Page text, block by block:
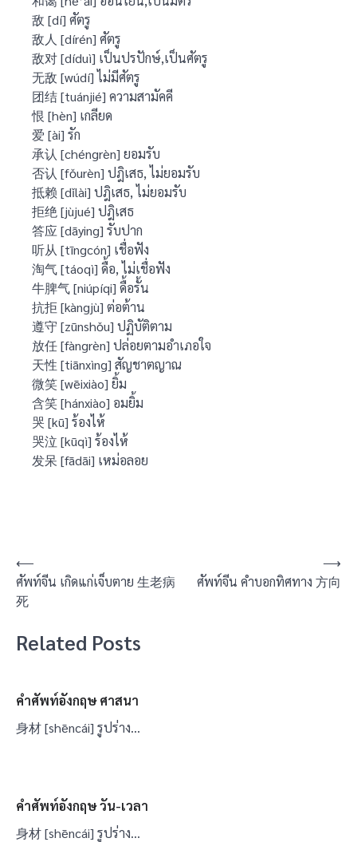
敌 [dí] ศัตรู
敌人 [dírén] ศัตรู
敌对 [díduì] เป็นปรปักษ์,เป็นศัตรู
无敌 [wúdí] ไม่มีศัตรู
团结 [tuánjié] ความสามัคคี
恨 [hèn] เกลียด
爱 [ài] รัก
承认 [chéngrèn] ยอมรับ
否认 [fǒurèn] ปฎิเสธ, ไม่ยอมรับ
抵赖 [dǐlài] ปฎิเสธ, ไม่ยอมรับ
拒绝 [jùjué] ปฎิเสธ
答应 [dāying] รับปาก
听从 [tīngcón] เชื่อฟัง
淘气 [táoqì] ดื้อ, ไม่เชื่อฟัง
牛脾气 [niúpíqi] ดื้อรั้น
抗拒 [kàngjù] ต่อต้าน
遵守 [zūnshǒu] ปฏิบัติตาม
放任 [fàngrèn] ปล่อยตามอำเภอใจ
天性 [tiānxìng] สัญชาตญาณ
微笑 [wēixiào] ยิ้ม
含笑 [hánxiào] อมยิ้ม
哭 [kū] ร้องไห้
哭泣 [kūqì] ร้องไห้
发呆 [fādāi] เหม่อลอย
แนะแนว
เรื่อง
⟵
ศัพท์จีน เกิดแก่เจ็บตาย 生老病
死
ศัพท์จีน คำบอกทิศทาง 方向
⟶
Related Posts
คำศัพท์อังกฤษ ศาสนา
身材 [shēncái] รูปร่าง…
คำศัพท์อังกฤษ วัน-เวลา
身材 [shēncái] รูปร่าง…